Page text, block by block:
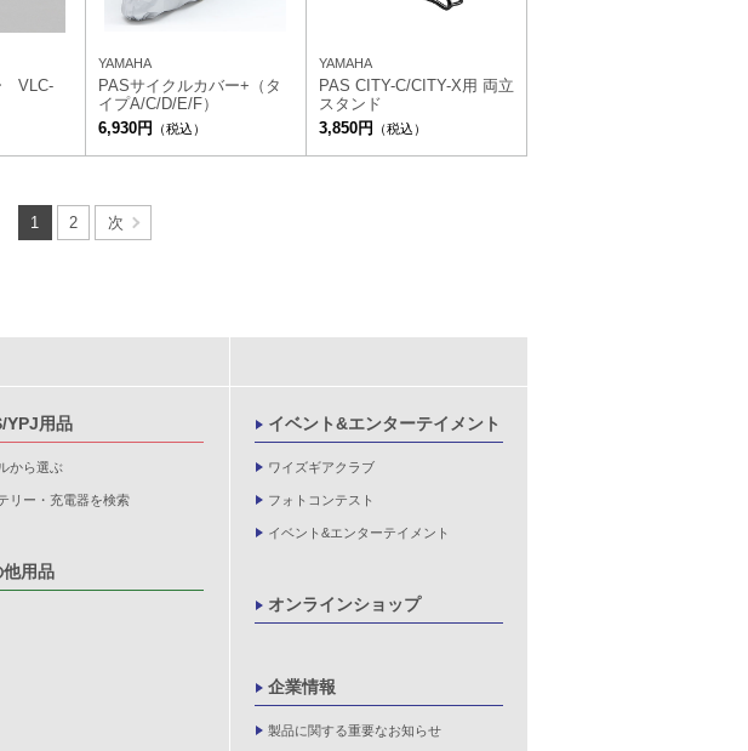
VLC-
YAMAHA
PASサイクルカバー+（タ
イプA/C/D/E/F）
6,930円
（税込）
YAMAHA
PAS CITY-C/CITY-X用 両立
スタンド
3,850円
（税込）
1 2 次
YPJ用品
から選ぶ
リー・充電器を検索
他用品
イベント&エンターテイメント
ワイズギアクラブ
フォトコンテスト
イベント&エンターテイメント
オンラインショップ
企業情報
製品に関する重要なお知らせ